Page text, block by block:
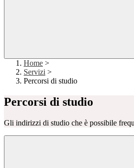
Home >
Servizi >
Percorsi di studio
Percorsi di studio
Gli indirizzi di studio che è possibile